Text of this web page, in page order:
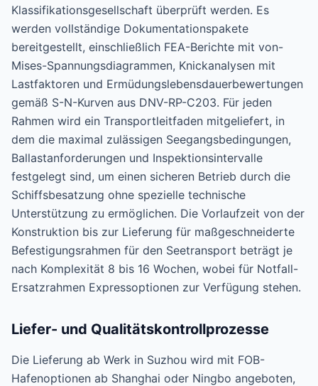
Klassifikationsgesellschaft überprüft werden. Es
werden vollständige Dokumentationspakete
bereitgestellt, einschließlich FEA-Berichte mit von-
Mises-Spannungsdiagrammen, Knickanalysen mit
Lastfaktoren und Ermüdungslebensdauerbewertungen
gemäß S-N-Kurven aus DNV-RP-C203. Für jeden
Rahmen wird ein Transportleitfaden mitgeliefert, in
dem die maximal zulässigen Seegangsbedingungen,
Ballastanforderungen und Inspektionsintervalle
festgelegt sind, um einen sicheren Betrieb durch die
Schiffsbesatzung ohne spezielle technische
Unterstützung zu ermöglichen. Die Vorlaufzeit von der
Konstruktion bis zur Lieferung für maßgeschneiderte
Befestigungsrahmen für den Seetransport beträgt je
nach Komplexität 8 bis 16 Wochen, wobei für Notfall-
Ersatzrahmen Expressoptionen zur Verfügung stehen.
Liefer- und Qualitätskontrollprozesse
Die Lieferung ab Werk in Suzhou wird mit FOB-
Hafenoptionen ab Shanghai oder Ningbo angeboten,